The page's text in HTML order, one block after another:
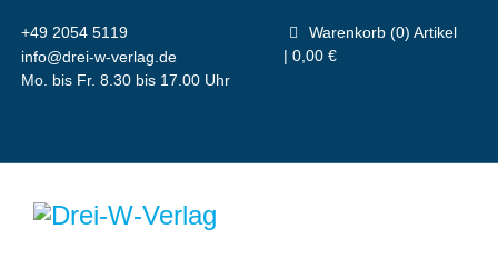
+49 2054 5119
info@drei-w-verlag.de
Mo. bis Fr. 8.30 bis 17.00 Uhr
Warenkorb (0) Artikel
| 0,00 €